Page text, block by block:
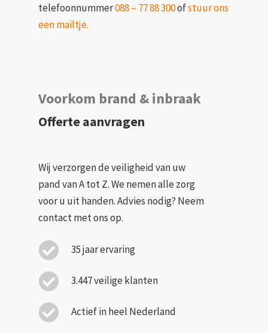
telefoonnummer088 – 77 88 300ofstuur ons
een mailtje.
Voorkom brand & inbraak
Offerte aanvragen
Wij verzorgen de veiligheid van uw
pand van A tot Z. We nemen alle zorg
voor u uit handen. Advies nodig? Neem
contact met ons op.
35 jaar ervaring
3.447 veilige klanten
Actief in heel Nederland